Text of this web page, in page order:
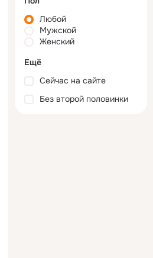
Любой
Мужской
Женский
Ещё
Сейчас на сайте
Без второй половинки